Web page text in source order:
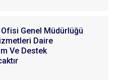
Genel Müdürlüğü
Daire
Ve Destek